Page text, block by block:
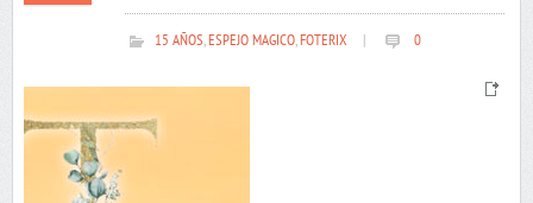
15 AÑOS,ESPEJO MAGICO,FOTERIX 0